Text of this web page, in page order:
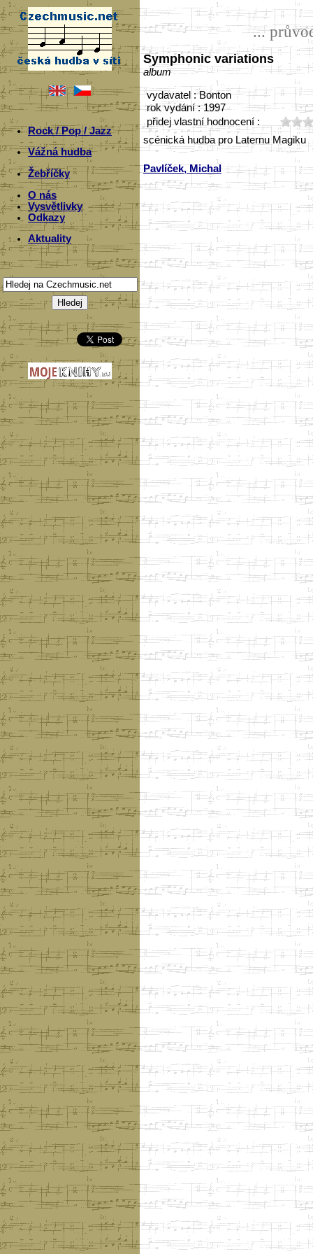
Rock / Pop / Jazz
Vážná hudba
Žebříčky
O nás
Vysvětlivky
Odkazy
Aktuality
...
Symphonic variations
album
vydavatel : Bonton
rok vydání : 1997
přidej vlastní hodnocení :
scénická hudba pro Laternu Magiku
Pavlíček, Michal